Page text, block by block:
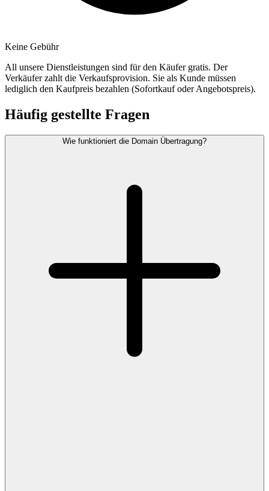
Keine Gebühr
All unsere Dienstleistungen sind für den Käufer gratis. Der
Verkäufer zahlt die Verkaufsprovision. Sie als Kunde müssen
lediglich den Kaufpreis bezahlen (Sofortkauf oder Angebotspreis).
Häufig gestellte Fragen
Wie funktioniert die Domain Übertragung?